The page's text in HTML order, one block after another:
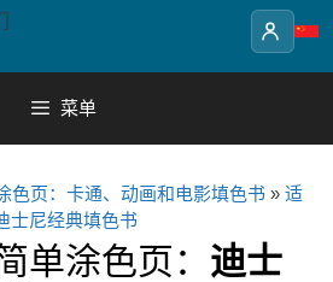
菜单
色页：卡通、动画和电影填色书 » 适
士尼经典填色书
单涂色页： 迪士